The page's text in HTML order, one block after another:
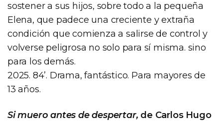
sostener a sus hijos, sobre todo a la pequeña
Elena, que padece una creciente y extraña
condición que comienza a salirse de control y
volverse peligrosa no solo para sí misma. sino
para los demás.
2025. 84’. Drama, fantástico. Para mayores de
13 años.
Si muero antes de despertar, de Carlos Hugo